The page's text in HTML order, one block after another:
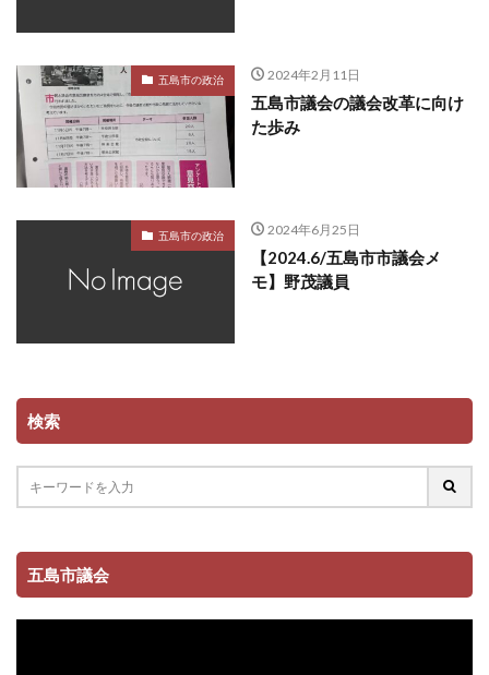
五島市の政治 2024年2月11日
五島市議会の議会改革に向け
た歩み
五島市の政治 2024年6月25日
【2024.6/五島市市議会メ
モ】野茂議員
検索
五島市議会
動